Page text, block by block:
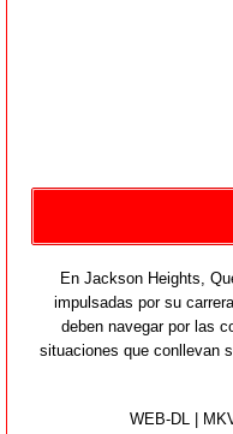
En Jackson Heights,
impulsadas por su
deben navegar por las
situaciones que conllevan
WEB-DL |